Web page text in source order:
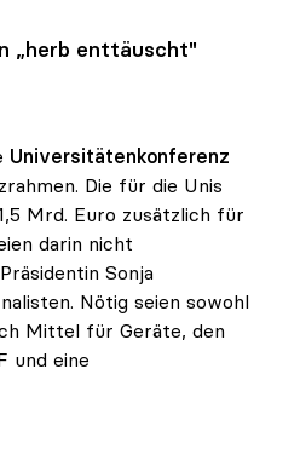
„herb enttäuscht"
Universitätenkonferenz
Die für die Unis
Mrd. Euro zusätzlich für
darin nicht
Sonja
Nötig seien sowohl
Mittel für Geräte, den
und eine
enttäuscht\"